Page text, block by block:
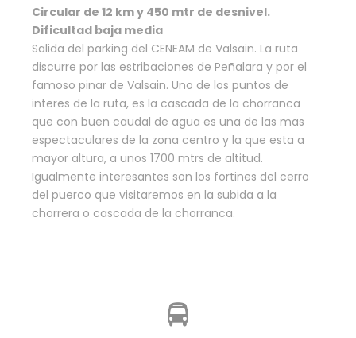
Circular de 12 km y 450 mtr de desnivel.
Dificultad baja media
Salida del parking del CENEAM de Valsain. La ruta
discurre por las estribaciones de Peñalara y por el
famoso pinar de Valsain. Uno de los puntos de
interes de la ruta, es la cascada de la chorranca
que con buen caudal de agua es una de las mas
espectaculares de la zona centro y la que esta a
mayor altura, a unos 1700 mtrs de altitud.
Igualmente interesantes son los fortines del cerro
del puerco que visitaremos en la subida a la
chorrera o cascada de la chorranca.